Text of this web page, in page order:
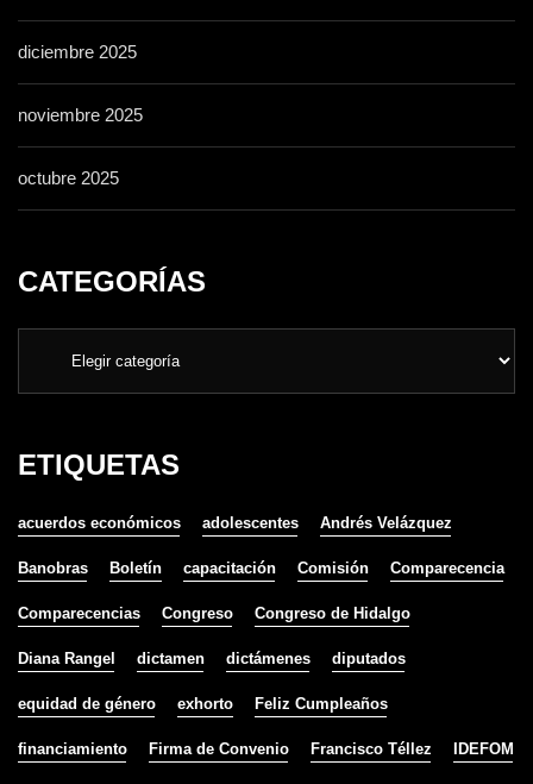
diciembre 2025
noviembre 2025
octubre 2025
CATEGORÍAS
ETIQUETAS
acuerdos económicos adolescentes Andrés Velázquez
Banobras Boletín capacitación Comisión Comparecencia
Comparecencias Congreso Congreso de Hidalgo
Diana Rangel dictamen dictámenes diputados
equidad de género exhorto Feliz Cumpleaños
financiamiento Firma de Convenio Francisco Téllez IDEFOM